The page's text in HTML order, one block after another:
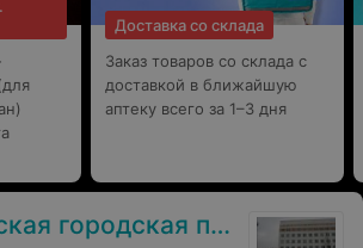
Доставка со склада
Заказ товаров со склада с
доставкой в ближайшую
аптеку всего за 1–3 дня
поликлиника № 6